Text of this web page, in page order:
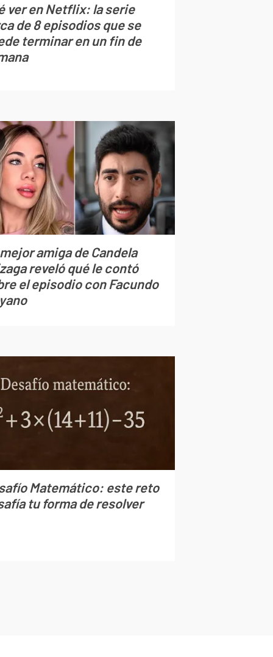
ver en Netflix: la serie
de 8 episodios que se
terminar en un fin de
amiga de Candela
reveló qué le contó
el episodio con Facundo
Matemático: este reto
tu forma de resolver